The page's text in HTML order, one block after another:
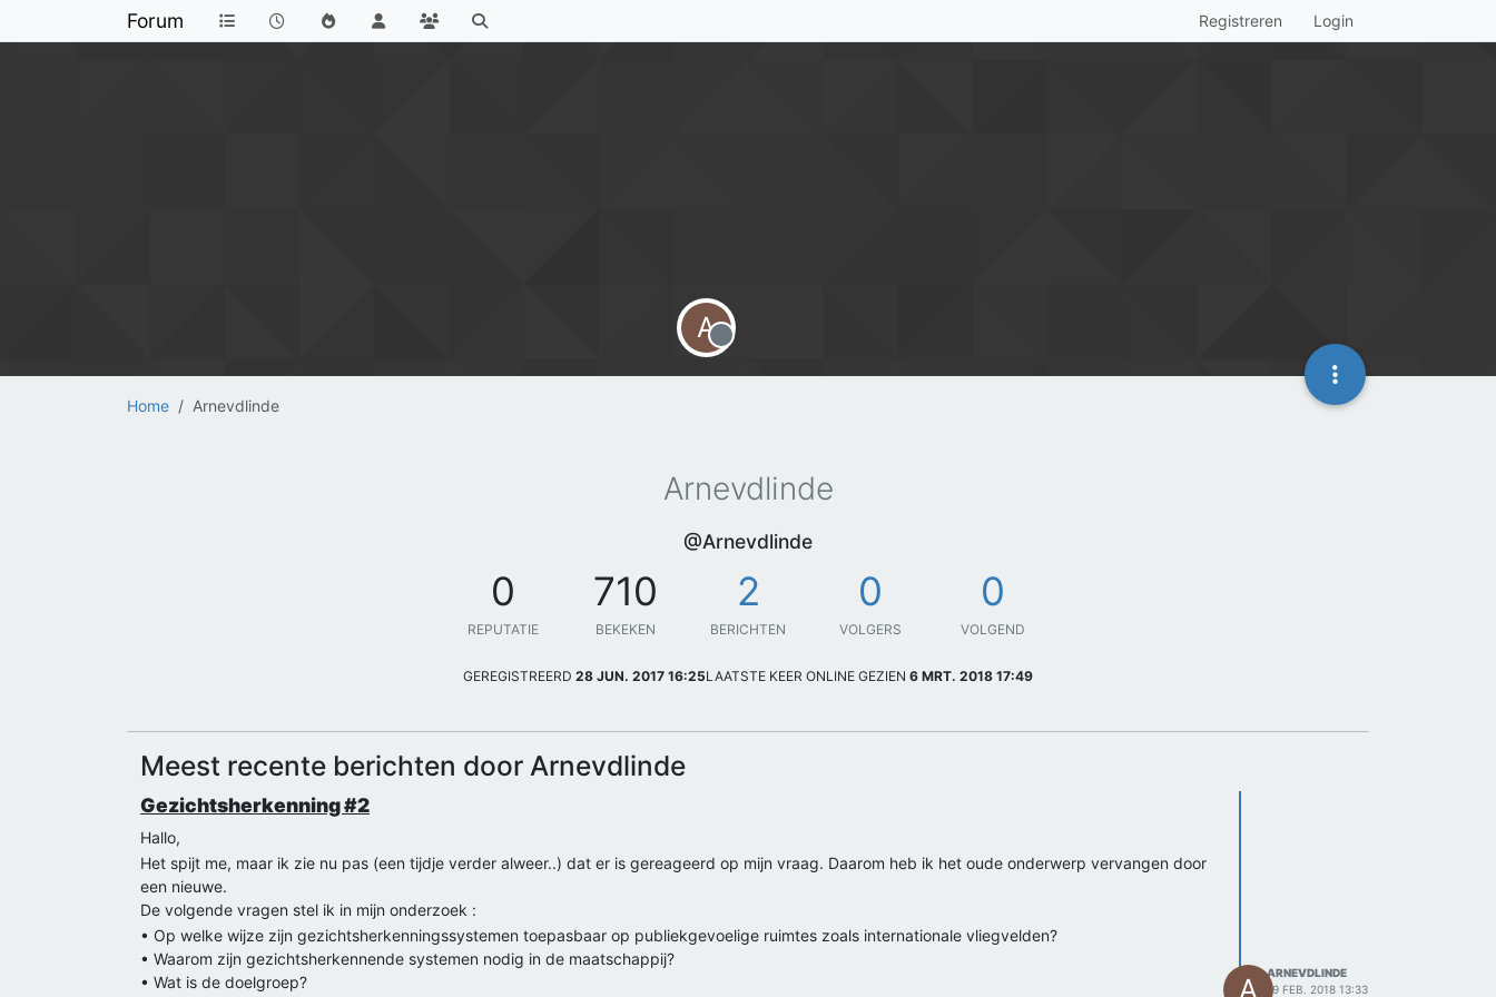
Forum Registreren Login
Home Arnevdlinde
A
Offline
Arnevdlinde
@Arnevdlinde
0
REPUTATIE
710
BEKEKEN
2
BERICHTEN
0
VOLGERS
0
VOLGEND
GEREGISTREERD 28 JUN. 2017 16:25LAATSTE KEER ONLINE GEZIEN 6 MRT. 2018 17:49
Meest recente berichten door Arnevdlinde
Gezichtsherkenning #2
Hallo,
Het spijt me, maar ik zie nu pas (een tijdje verder alweer..) dat er is gereageerd op mijn vraag. Daarom heb ik het oude onderwerp vervangen door
een nieuwe.
De volgende vragen stel ik in mijn onderzoek :
• Op welke wijze zijn gezichtsherkenningssystemen toepasbaar op publiekgevoelige ruimtes zoals internationale vliegvelden?
• Waarom zijn gezichtsherkennende systemen nodig in de maatschappij?
• Wat is de doelgroep?
A
ARNEVDLINDE
19 FEB. 2018 13:33